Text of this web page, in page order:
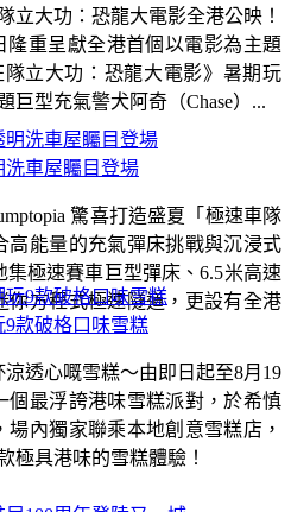
洗車屋矚目登場
驚喜打造盛夏「極速車隊
高能量的充氣彈床挑戰與沉浸式
極速賽車巨型彈床、6.5米高速
你方程式極速隧道，更設有全港
立大功：恐龍大電影全港公映！
隆重呈獻全港首個以電影為主題
隊立大功：恐龍大電影》暑期玩
巨型充氣警犬阿奇（Chase）...
款破格口味雪糕
透心嘅雪糕～由即日起至8月19
個最浮誇港味雪糕派對，於希慎
場內獨家聯乘本地創意雪糕店，
極具港味的雪糕體驗！